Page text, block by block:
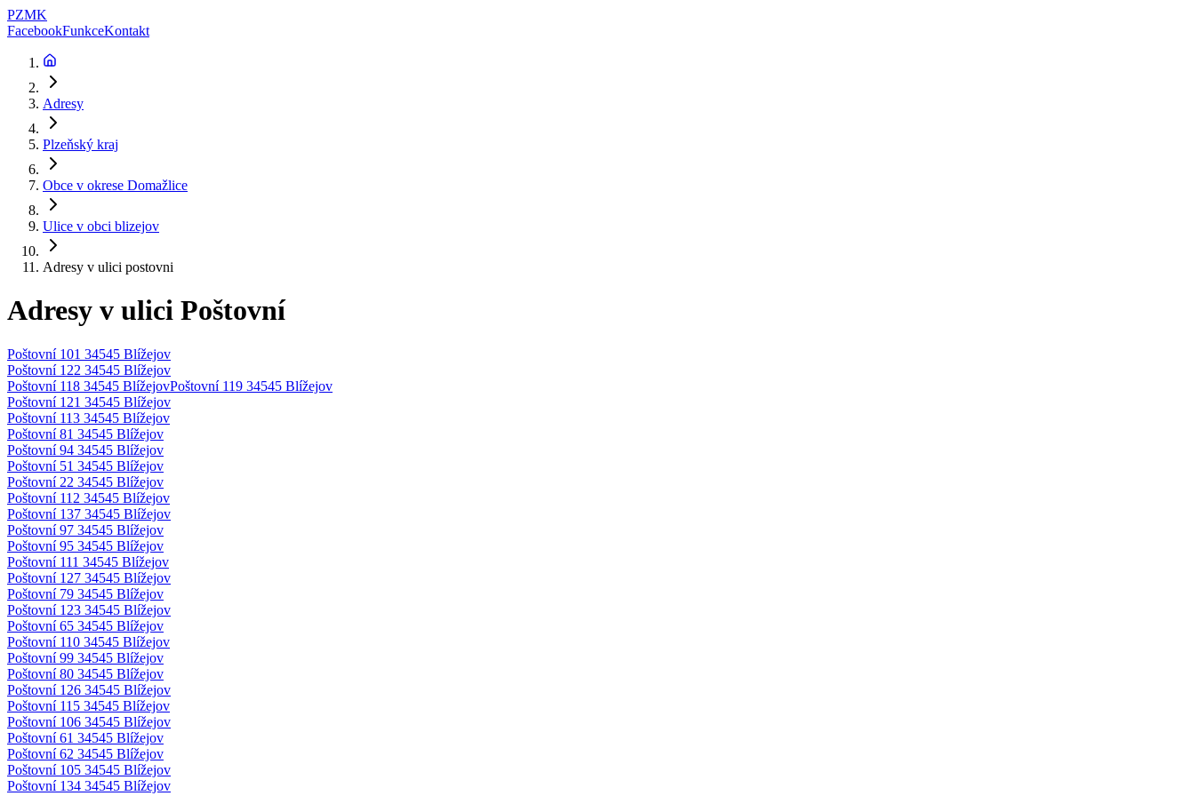
PZMK
FacebookFunkceKontakt
Adresy
Plzeňský kraj
Obce v okrese Domažlice
Ulice v obci blizejov
Adresy v ulici postovni
Adresy v ulici Poštovní
Poštovní 101 34545 Blížejov
Poštovní 122 34545 Blížejov
Poštovní 118 34545 BlížejovPoštovní 119 34545 Blížejov
Poštovní 121 34545 Blížejov
Poštovní 113 34545 Blížejov
Poštovní 81 34545 Blížejov
Poštovní 94 34545 Blížejov
Poštovní 51 34545 Blížejov
Poštovní 22 34545 Blížejov
Poštovní 112 34545 Blížejov
Poštovní 137 34545 Blížejov
Poštovní 97 34545 Blížejov
Poštovní 95 34545 Blížejov
Poštovní 111 34545 Blížejov
Poštovní 127 34545 Blížejov
Poštovní 79 34545 Blížejov
Poštovní 123 34545 Blížejov
Poštovní 65 34545 Blížejov
Poštovní 110 34545 Blížejov
Poštovní 99 34545 Blížejov
Poštovní 80 34545 Blížejov
Poštovní 126 34545 Blížejov
Poštovní 115 34545 Blížejov
Poštovní 106 34545 Blížejov
Poštovní 61 34545 Blížejov
Poštovní 62 34545 Blížejov
Poštovní 105 34545 Blížejov
Poštovní 134 34545 Blížejov